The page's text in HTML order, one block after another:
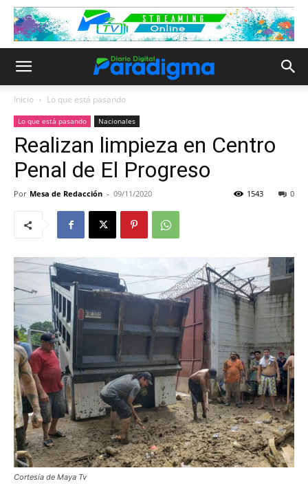
Inicio Lo que está pasando
Lo que está pasando Nacionales
Realizan limpieza en Centro
Penal de El Progreso
Por Mesa de Redacción - 09/11/2020 0
1543
Cortesía de Maya Tv